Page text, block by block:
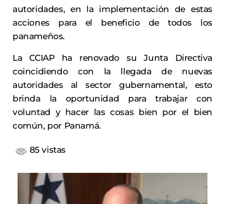
autoridades, en la implementación de estas
acciones para el beneficio de todos los
panameños.
La CCIAP ha renovado su Junta Directiva
coincidiendo con la llegada de nuevas
autoridades al sector gubernamental, esto
brinda la oportunidad para trabajar con
voluntad y hacer las cosas bien por el bien
común, por Panamá.
85 vistas